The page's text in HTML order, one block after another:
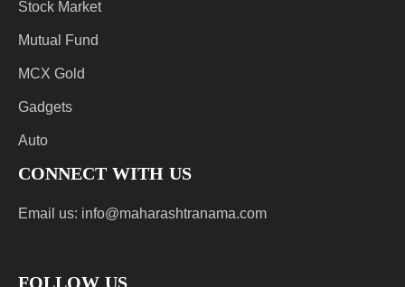
Stock Market
Mutual Fund
MCX Gold
Gadgets
Auto
CONNECT WITH US
Email us: info@maharashtranama.com